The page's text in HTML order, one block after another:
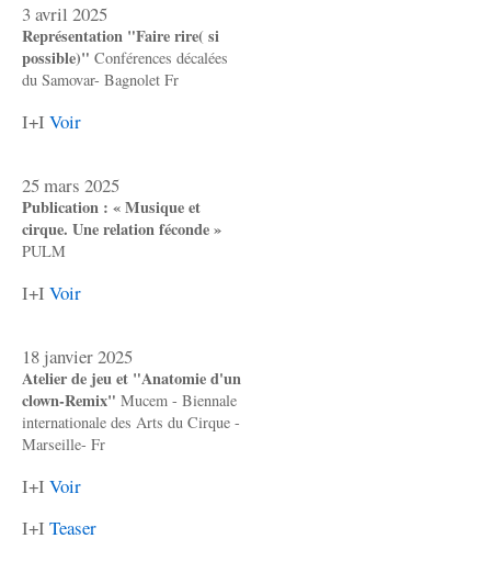
3 avril 2025
Représentation "Faire rire( si
possible)" Conférences décalées
du Samovar- Bagnolet Fr
I+I Voir
25 mars 2025
Publication : « Musique et
cirque. Une relation féconde »
PULM
I+I Voir
18 janvier 2025
Atelier de jeu et "Anatomie d'un
clown-Remix" Mucem - Biennale
internationale des Arts du Cirque -
Marseille- Fr
I+I Voir
I+I Teaser